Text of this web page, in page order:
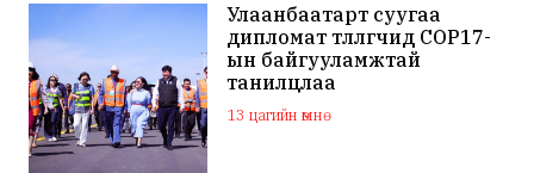
Улаанбаатарт суугаа
дипломат төлөөлөгчид COP17-
ын байгууламжтай
танилцлаа
13 цагийн өмнө